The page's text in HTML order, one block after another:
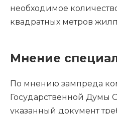
необходимое
квадратных метров
Мнение
По мнению зампреда
Государственной Думы
указанный документ